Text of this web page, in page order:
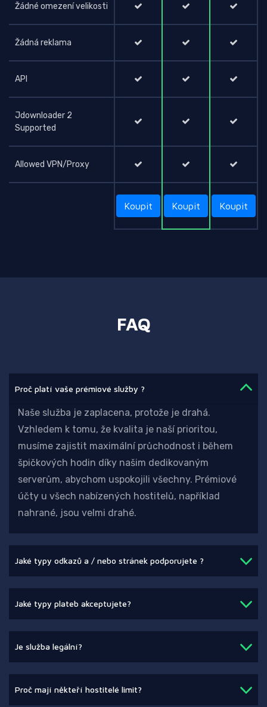
Žádné omezení velikosti
Žádná reklama
API
Jdownloader 2
Supported
Allowed VPN/Proxy
Koupit Koupit Koupit
FAQ
Proč platí vaše prémiové služby ?
Naše služba je zaplacena, protože je drahá.
Vzhledem k tomu, že kvalita je naší prioritou,
musíme zajistit maximální průchodnost i během
špičkových hodin díky našim dedikovaným
serverům, abychom uspokojili všechny. Prémiové
účty u všech nabízených hostitelů, například
nahrané, jsou velmi drahé.
Jaké typy odkazů a / nebo stránek podporujete ?
Jaké typy plateb akceptujete?
Je služba legální?
Proč mají někteří hostitelé limit?